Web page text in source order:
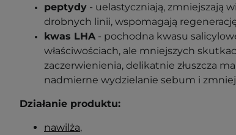
peptydy - uelastyczniają, zmniejszają
drobnych linii, wspomagają
kwas LHA - pochodna kwasu
właściwościach, ale mniejszych
zaczerwienienia, delikatnie złuszcza
nadmierne wydzielanie sebum i
Działanie produktu:
nawilża,